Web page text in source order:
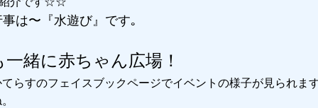
は〜『水遊び』です｡
緒に赤ちゃん広場！
らすのフェイスブックページでイベントの様子が見られま